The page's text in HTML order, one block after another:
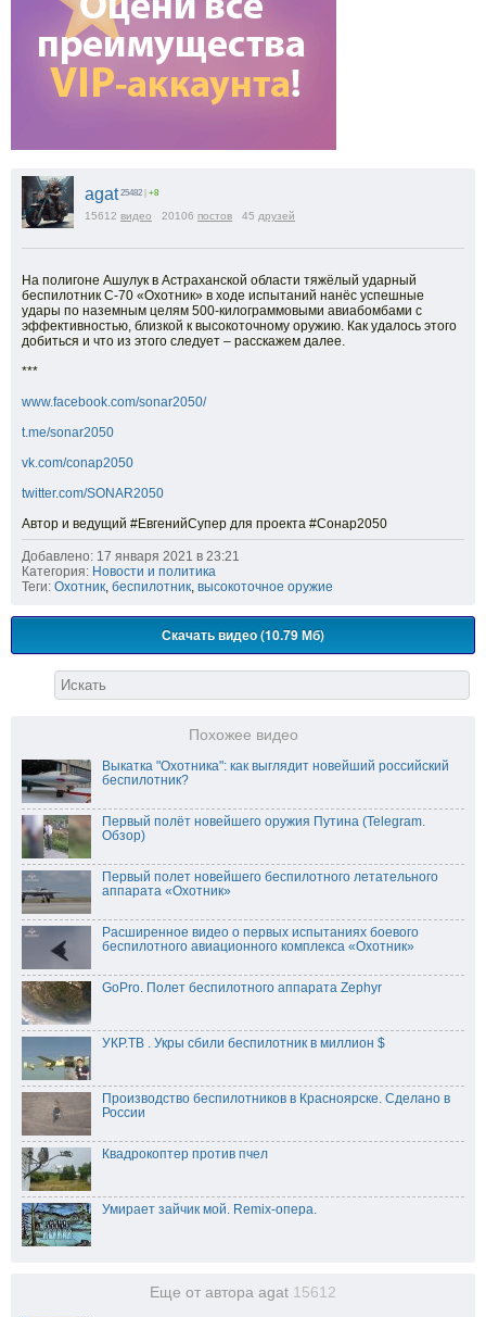
agat 25482 +8
15612 видео 20106 постов 45 друзей
На полигоне Ашулук в Астраханской области тяжёлый ударный
беспилотник С-70 «Охотник» в ходе испытаний нанёс успешные
удары по наземным целям 500-килограммовыми авиабомбами с
эффективностью, близкой к высокоточному оружию. Как удалось этого
добиться и что из этого следует – расскажем далее.
***
www.facebook.com/sonar2050/
t.me/sonar2050
vk.com/conap2050
twitter.com/SONAR2050
Автор и ведущий #ЕвгенийСупер для проекта #Сонар2050
Добавлено: 17 января 2021 в 23:21
Категория: Новости и политика
Теги: Охотник, беспилотник, высокоточное оружие
Скачать видео (10.79 Мб)
Похожее видео
Выкатка "Охотника": как выглядит новейший российский
беспилотник?
Первый полёт новейшего оружия Путина (Telegram.
Обзор)
Первый полет новейшего беспилотного летательного
аппарата «Охотник»
Расширенное видео о первых испытаниях боевого
беспилотного авиационного комплекса «Охотник»
GoPro. Полет беспилотного аппарата Zephyr
УКР.ТВ . Укры сбили беспилотник в миллион $
Производство беспилотников в Красноярске. Сделано в
России
Квадрокоптер против пчел
Умирает зайчик мой. Remix-опера.
Еще от автора agat 15612